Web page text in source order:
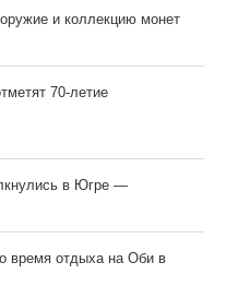
и коллекцию монет
70-летие
в Югре —
время отдыха на Оби в